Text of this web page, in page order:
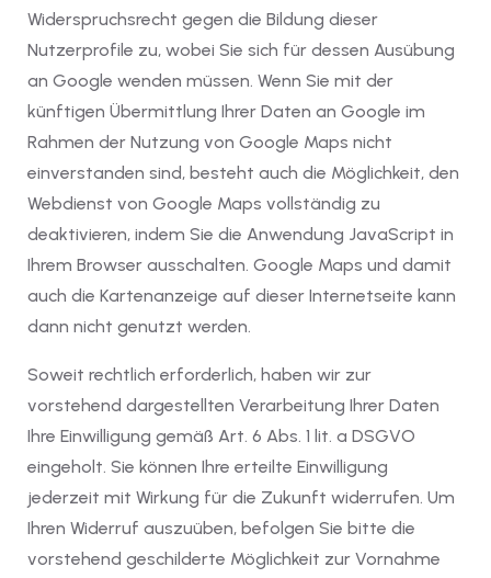
Widerspruchsrecht gegen die Bildung dieser
Nutzerprofile zu, wobei Sie sich für dessen Ausübung
an Google wenden müssen. Wenn Sie mit der
künftigen Übermittlung Ihrer Daten an Google im
Rahmen der Nutzung von Google Maps nicht
einverstanden sind, besteht auch die Möglichkeit, den
Webdienst von Google Maps vollständig zu
deaktivieren, indem Sie die Anwendung JavaScript in
Ihrem Browser ausschalten. Google Maps und damit
auch die Kartenanzeige auf dieser Internetseite kann
dann nicht genutzt werden.
Soweit rechtlich erforderlich, haben wir zur
vorstehend dargestellten Verarbeitung Ihrer Daten
Ihre Einwilligung gemäß Art. 6 Abs. 1 lit. a DSGVO
eingeholt. Sie können Ihre erteilte Einwilligung
jederzeit mit Wirkung für die Zukunft widerrufen. Um
Ihren Widerruf auszuüben, befolgen Sie bitte die
vorstehend geschilderte Möglichkeit zur Vornahme